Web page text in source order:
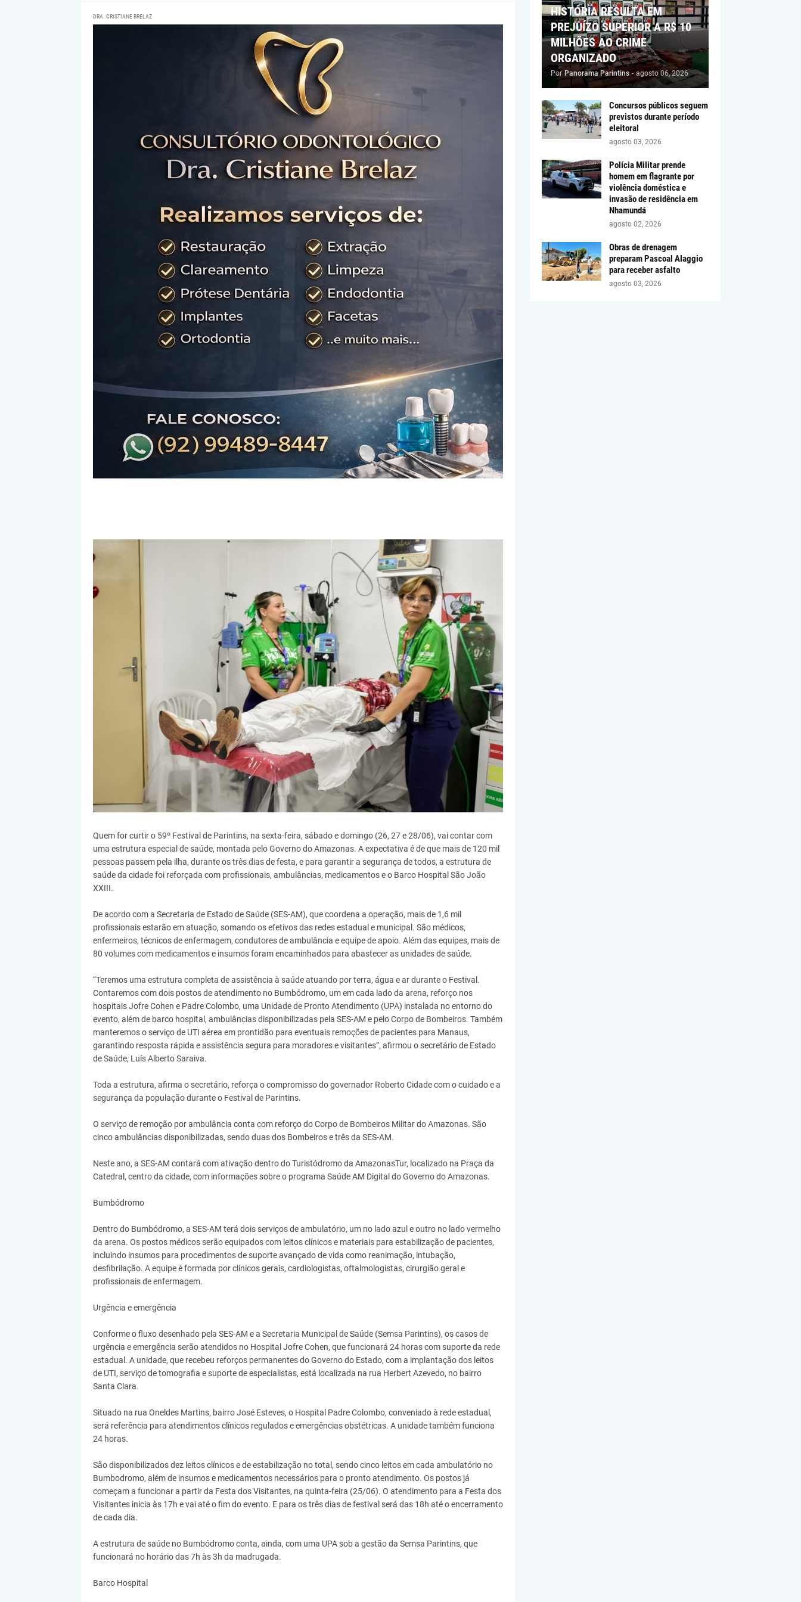
DRA. CRISTIANE BRELAZ
Quem for curtir o 59º Festival de Parintins, na sexta-feira, sábado e domingo (26, 27 e 28/06), vai contar com
uma estrutura especial de saúde, montada pelo Governo do Amazonas. A expectativa é de que mais de 120 mil
pessoas passem pela ilha, durante os três dias de festa, e para garantir a segurança de todos, a estrutura de
saúde da cidade foi reforçada com profissionais, ambulâncias, medicamentos e o Barco Hospital São João
XXIII.
De acordo com a Secretaria de Estado de Saúde (SES-AM), que coordena a operação, mais de 1,6 mil
profissionais estarão em atuação, somando os efetivos das redes estadual e municipal. São médicos,
enfermeiros, técnicos de enfermagem, condutores de ambulância e equipe de apoio. Além das equipes, mais de
80 volumes com medicamentos e insumos foram encaminhados para abastecer as unidades de saúde.
“Teremos uma estrutura completa de assistência à saúde atuando por terra, água e ar durante o Festival.
Contaremos com dois postos de atendimento no Bumbódromo, um em cada lado da arena, reforço nos
hospitais Jofre Cohen e Padre Colombo, uma Unidade de Pronto Atendimento (UPA) instalada no entorno do
evento, além de barco hospital, ambulâncias disponibilizadas pela SES-AM e pelo Corpo de Bombeiros. Também
manteremos o serviço de UTI aérea em prontidão para eventuais remoções de pacientes para Manaus,
garantindo resposta rápida e assistência segura para moradores e visitantes”, afirmou o secretário de Estado
de Saúde, Luís Alberto Saraiva.
Toda a estrutura, afirma o secretário, reforça o compromisso do governador Roberto Cidade com o cuidado e a
segurança da população durante o Festival de Parintins.
O serviço de remoção por ambulância conta com reforço do Corpo de Bombeiros Militar do Amazonas. São
cinco ambulâncias disponibilizadas, sendo duas dos Bombeiros e três da SES-AM.
Neste ano, a SES-AM contará com ativação dentro do Turistódromo da AmazonasTur, localizado na Praça da
Catedral, centro da cidade, com informações sobre o programa Saúde AM Digital do Governo do Amazonas.
Bumbódromo
Dentro do Bumbódromo, a SES-AM terá dois serviços de ambulatório, um no lado azul e outro no lado vermelho
da arena. Os postos médicos serão equipados com leitos clínicos e materiais para estabilização de pacientes,
incluindo insumos para procedimentos de suporte avançado de vida como reanimação, intubação,
desfibrilação. A equipe é formada por clínicos gerais, cardiologistas, oftalmologistas, cirurgião geral e
profissionais de enfermagem.
Urgência e emergência
Conforme o fluxo desenhado pela SES-AM e a Secretaria Municipal de Saúde (Semsa Parintins), os casos de
urgência e emergência serão atendidos no Hospital Jofre Cohen, que funcionará 24 horas com suporte da rede
estadual. A unidade, que recebeu reforços permanentes do Governo do Estado, com a implantação dos leitos
de UTI, serviço de tomografia e suporte de especialistas, está localizada na rua Herbert Azevedo, no bairro
Santa Clara.
Situado na rua Oneldes Martins, bairro José Esteves, o Hospital Padre Colombo, conveniado à rede estadual,
será referência para atendimentos clínicos regulados e emergências obstétricas. A unidade também funciona
24 horas.
São disponibilizados dez leitos clínicos e de estabilização no total, sendo cinco leitos em cada ambulatório no
Bumbodromo, além de insumos e medicamentos necessários para o pronto atendimento. Os postos já
começam a funcionar a partir da Festa dos Visitantes, na quinta-feira (25/06). O atendimento para a Festa dos
Visitantes inicia às 17h e vai até o fim do evento. E para os três dias de festival será das 18h até o encerramento
de cada dia.
A estrutura de saúde no Bumbódromo conta, ainda, com uma UPA sob a gestão da Semsa Parintins, que
funcionará no horário das 7h às 3h da madrugada.
Barco Hospital
HISTÓRIA RESULTA EM
PREJUÍZO SUPERIOR A R$ 10
MILHÕES AO CRIME
ORGANIZADO
Por Panorama Parintins - agosto 06, 2026
Concursos públicos seguem
previstos durante período
eleitoral
agosto 03, 2026
Polícia Militar prende
homem em flagrante por
violência doméstica e
invasão de residência em
Nhamundá
agosto 02, 2026
Obras de drenagem
preparam Pascoal Alaggio
para receber asfalto
agosto 03, 2026